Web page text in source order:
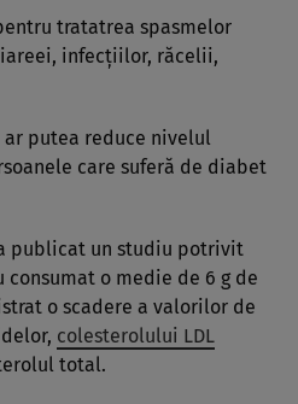
tratatrea spasmelor
infecţiilor, răcelii,
ar putea reduce nivelul
care suferă de diabet
publicat un studiu potrivit
consumat o medie de 6 g de
o scadere a valorilor de
colesterolului LDL
total.